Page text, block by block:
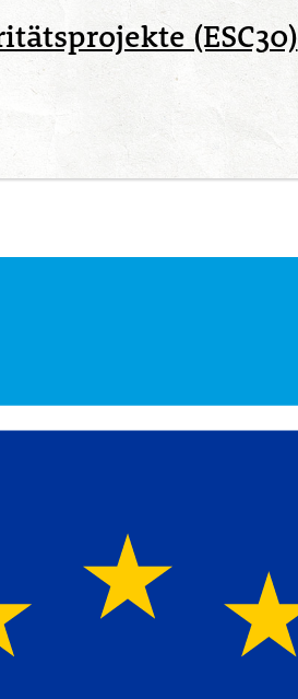
(ESC30)